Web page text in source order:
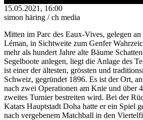
15.05.2021, 16:00
simon häring / ch media
Mitten im Parc des Eaux-Vives, gelegen an
Léman, in Sichtweite zum Genfer
mehr als hundert Jahre alte Bäume
Segelboote anlegen, liegt die Anlage des
ist einer der ältesten, grössten und
Schweiz, gegründet 1896. Es ist der Ort,
nach zwei Operationen am Knie und über
zweites Turnier bestreiten wird. Bei der
Katars Hauptstadt Doha hatte er ein Spiel
nach vergebenem Matchball in den